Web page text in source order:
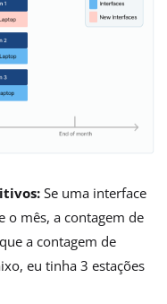
Se uma interface
o mês, a contagem de
a contagem de
eu tinha 3 estações